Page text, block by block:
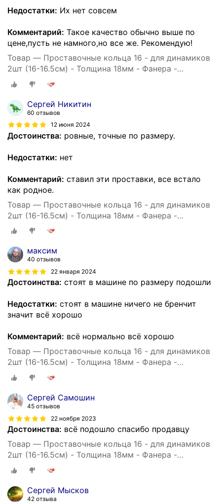
Недостатки: Их нет совсем
Комментарий: Такое качество обычно выше по
цене,пусть не намного,но все же. Рекомендую!
Товар — Проставочные кольца 16 - для динамиков
2шт (16-16.5см) - Толщина 18мм - Фанера -
проставки для динамиков
Сергей Никитин
60 отзывов
12 июня 2024
Достоинства: ровные, точные по размеру.
Недостатки: нет
Комментарий: ставил эти проставки, все встало
как родное.
Товар — Проставочные кольца 16 - для динамиков
2шт (16-16.5см) - Толщина 18мм - Фанера -
проставки для динамиков
максим
40 отзывов
22 января 2024
Достоинства: стоят в машине по размеру подошли
Недостатки: стоят в машине ничего не бренчит
значит всё хорошо
Комментарий: всё нормально всё хорошо
Товар — Проставочные кольца 16 - для динамиков
2шт (16-16.5см) - Толщина 18мм - Фанера -
проставки для динамиков
Cергей Самошин
45 отзывов
22 ноября 2023
Достоинства: всё подошло спасибо продавцу
Товар — Проставочные кольца 16 - для динамиков
2шт (16-16.5см) - Толщина 18мм - Фанера -
проставки для динамиков
Сергей Мысков
42 отзыва